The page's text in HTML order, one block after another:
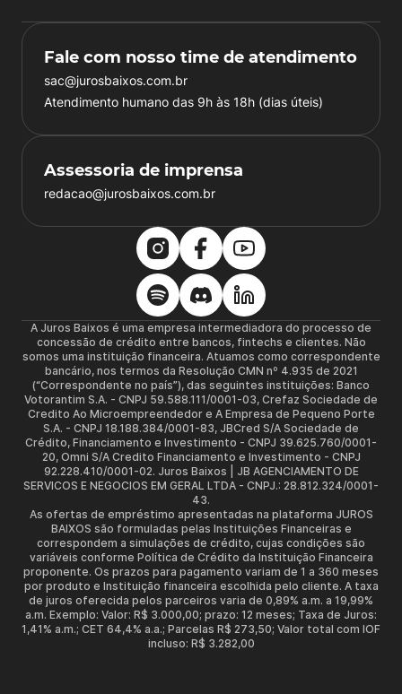
Fale com nosso time de atendimento
sac@jurosbaixos.com.br
Atendimento humano das 9h às 18h (dias úteis)
Assessoria de imprensa
redacao@jurosbaixos.com.br
A Juros Baixos é uma empresa intermediadora do processo de
concessão de crédito entre bancos, fintechs e clientes. Não
somos uma instituição financeira. Atuamos como correspondente
bancário, nos termos da Resolução CMN nº 4.935 de 2021
(“Correspondente no país”), das seguintes instituições: Banco
Votorantim S.A. - CNPJ 59.588.111/0001-03, Crefaz Sociedade de
Credito Ao Microempreendedor e A Empresa de Pequeno Porte
S.A. - CNPJ 18.188.384/0001-83, JBCred S/A Sociedade de
Crédito, Financiamento e Investimento - CNPJ 39.625.760/0001-
20, Omni S/A Credito Financiamento e Investimento - CNPJ
92.228.410/0001-02. Juros Baixos | JB AGENCIAMENTO DE
SERVICOS E NEGOCIOS EM GERAL LTDA - CNPJ.: 28.812.324/0001-
43.
As ofertas de empréstimo apresentadas na plataforma JUROS
BAIXOS são formuladas pelas Instituições Financeiras e
correspondem a simulações de crédito, cujas condições são
variáveis conforme Política de Crédito da Instituição Financeira
proponente. Os prazos para pagamento variam de 1 a 360 meses
por produto e Instituição financeira escolhida pelo cliente. A taxa
de juros oferecida pelos parceiros varia de 0,89% a.m. a 19,99%
a.m. Exemplo: Valor: R$ 3.000,00; prazo: 12 meses; Taxa de Juros:
1,41% a.m.; CET 64,4% a.a.; Parcelas R$ 273,50; Valor total com IOF
incluso: R$ 3.282,00